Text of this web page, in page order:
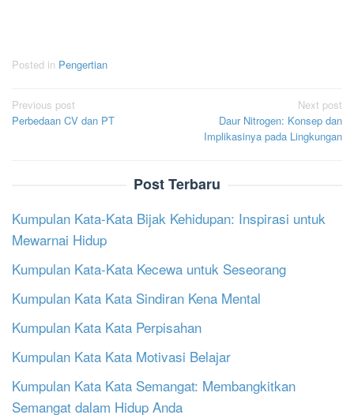
Posted in Pengertian
Post
navigation
Previous post
Perbedaan CV dan PT
Next post
Daur Nitrogen: Konsep dan
Implikasinya pada Lingkungan
Post Terbaru
Kumpulan Kata-Kata Bijak Kehidupan: Inspirasi untuk
Mewarnai Hidup
Kumpulan Kata-Kata Kecewa untuk Seseorang
Kumpulan Kata Kata Sindiran Kena Mental
Kumpulan Kata Kata Perpisahan
Kumpulan Kata Kata Motivasi Belajar
Kumpulan Kata Kata Semangat: Membangkitkan
Semangat dalam Hidup Anda